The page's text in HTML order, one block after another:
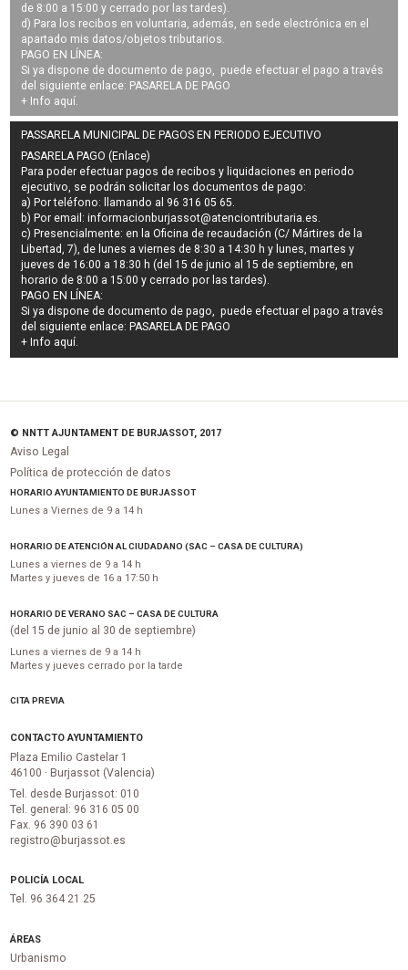
de 8:00 a 15:00 y cerrado por las tardes).
d) Para los recibos en voluntaria, además, en sede electrónica en el
apartado mis datos/objetos tributarios.
PAGO EN LÍNEA:
Si ya dispone de documento de pago, puede efectuar el pago a través
del siguiente enlace: PASARELA DE PAGO
+ Info aquí.
PASSARELA MUNICIPAL DE PAGOS EN PERIODO EJECUTIVO
PASARELA PAGO (Enlace)
Para poder efectuar pagos derecibos y liquidaciones en periodo
ejecutivo, se podrán solicitar los documentos de pago:
a) Por teléfono: llamando al 96 316 05 65.
b) Por email:informacionburjassot@atenciontributaria.es.
c) Presencialmente: en la Oficina de recaudación (C/ Mártires de la
Libertad, 7), de lunes a viernes de 8:30 a 14:30 h y lunes, martes y
jueves de 16:00 a 18:30 h (del 15 de junio al 15 de septiembre, en
horario de 8:00 a 15:00 y cerrado por las tardes).
PAGO EN LÍNEA:
Si ya dispone de documento de pago, puede efectuar el pago a través
del siguiente enlace: PASARELA DE PAGO
+ Info aquí.
© NNTT AJUNTAMENT DE BURJASSOT, 2017
Aviso Legal
Política de protección de datos
HORARIO AYUNTAMIENTO DE BURJASSOT
Lunes a Viernes de 9 a 14 h
HORARIO DE ATENCIÓN AL CIUDADANO (SAC – CASA DE CULTURA)
Lunes a viernes de 9 a 14 h
Martes y jueves de 16 a 17:50 h
HORARIO DE VERANO SAC – CASA DE CULTURA
(del 15 de junio al 30 de septiembre)
Lunes a viernes de 9 a 14 h
Martes y jueves cerrado por la tarde
CITA PREVIA
CONTACTO AYUNTAMIENTO
Plaza Emilio Castelar 1
46100 · Burjassot (Valencia)
Tel. desde Burjassot: 010
Tel. general: 96 316 05 00
Fax. 96 390 03 61
registro@burjassot.es
POLICÍA LOCAL
Tel. 96 364 21 25
ÁREAS
Urbanismo